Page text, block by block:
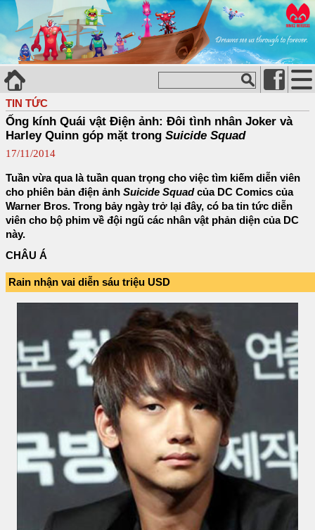
TIN TỨC
Ống kính Quái vật Điện ảnh: Đôi tình nhân Joker và
Harley Quinn góp mặt trong Suicide Squad
17/11/2014
Tuần vừa qua là tuần quan trọng cho việc tìm kiếm diễn viên
cho phiên bản điện ảnh Suicide Squadcủa DC Comics của
Warner Bros. Trong bảy ngày trở lại đây, có ba tin tức diễn
viên cho bộ phim về đội ngũ các nhân vật phản diện của DC
này.
CHÂU Á
Rain nhận vai diễn sáu triệu USD